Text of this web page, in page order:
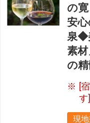
の
安
泉◆
素
の
[
す]
現